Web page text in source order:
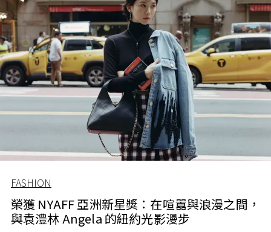
FASHION
榮獲 NYAFF 亞洲新星獎：在喧囂與浪漫之間，
與袁澧林 Angela 的紐約光影漫步